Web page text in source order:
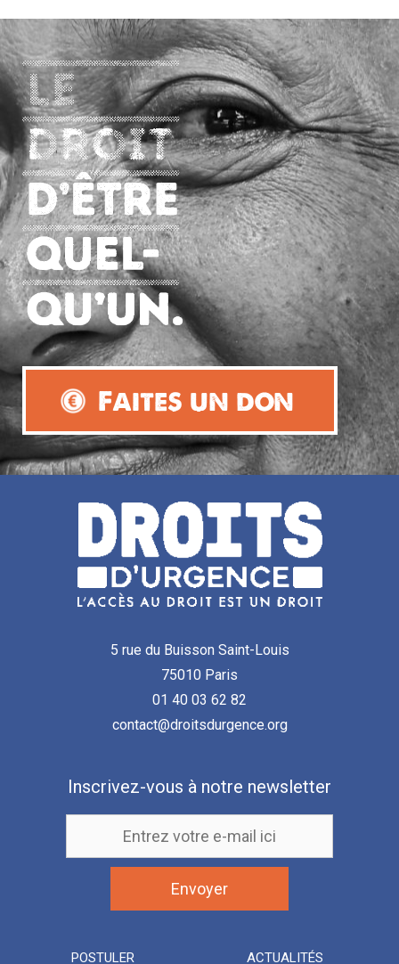
Faites un don
5 rue du Buisson Saint-Louis
75010 Paris
01 40 03 62 82
contact@droitsdurgence.org
Inscrivez-vous à notre newsletter
POSTULER ACTUALITÉS